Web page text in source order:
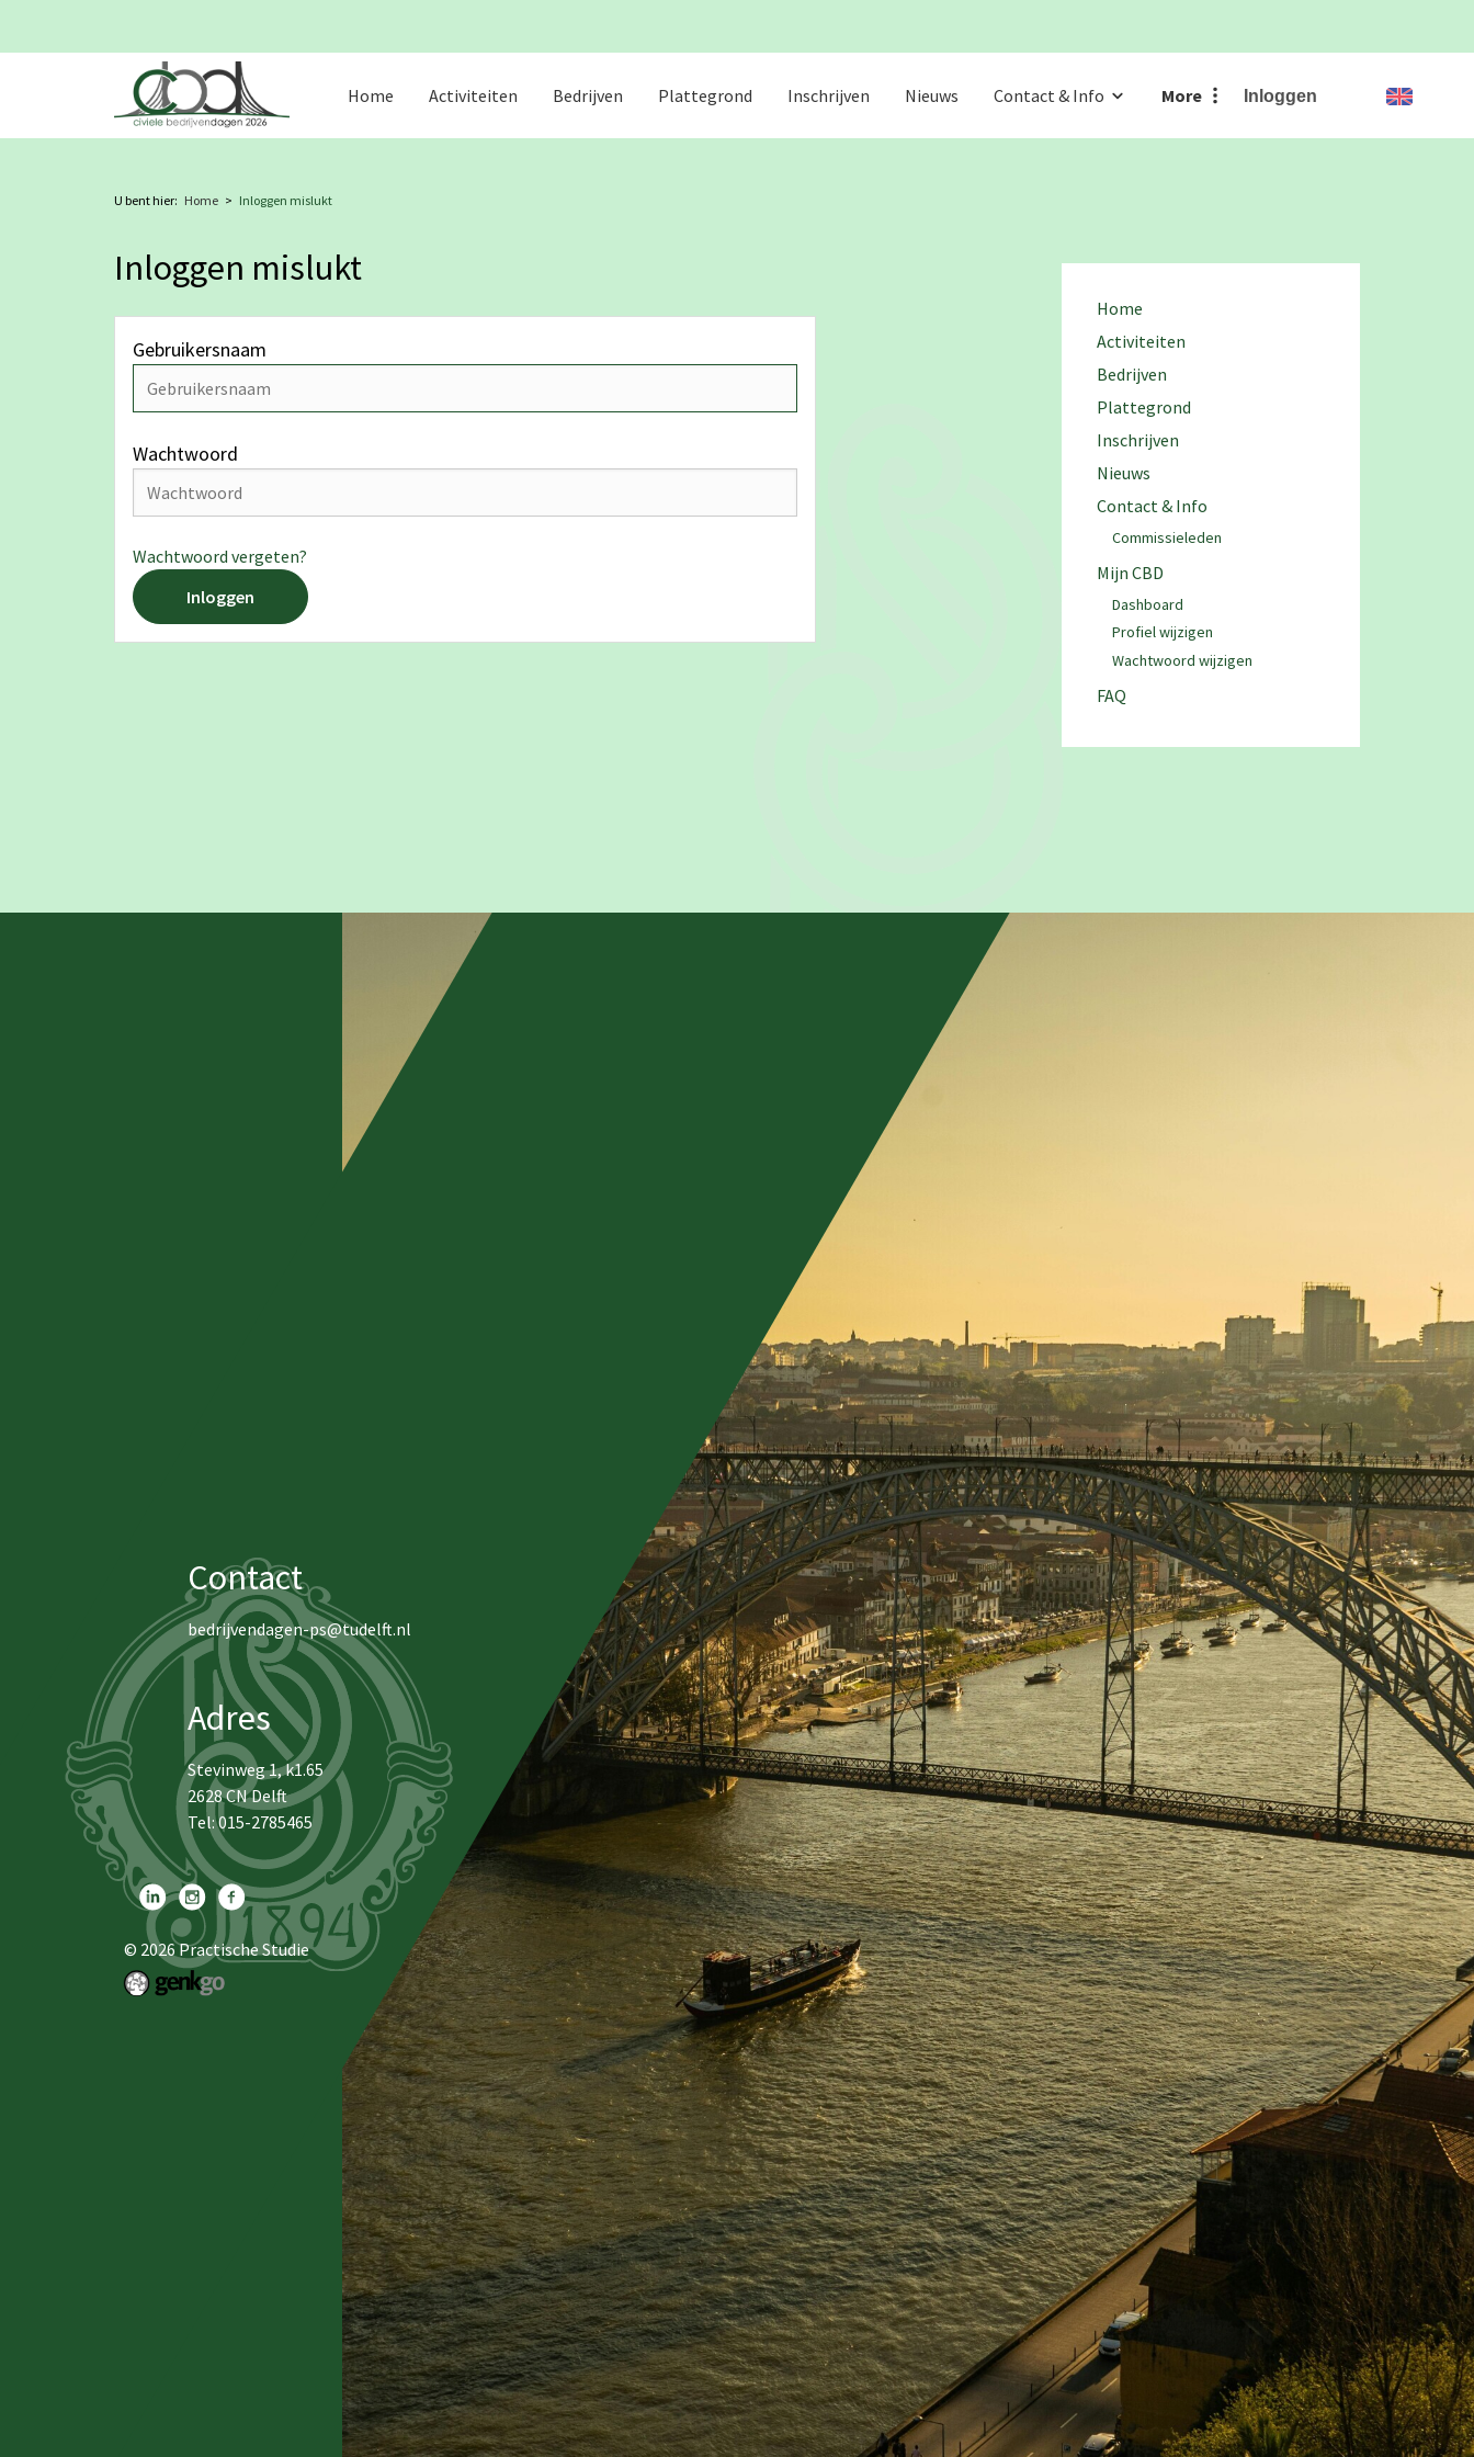
Home Activiteiten Bedrijven Plattegrond Inschrijven Nieuws Contact & Info More Inloggen
Switch to:English
U bent hier: Home Inloggen mislukt
Inloggen mislukt
Gebruikersnaam
Wachtwoord
Wachtwoord vergeten?
Home
Activiteiten
Bedrijven
Plattegrond
Inschrijven
Nieuws
Contact & Info
Commissieleden
Mijn CBD
Dashboard
Profiel wijzigen
Wachtwoord wijzigen
FAQ
Contact
bedrijvendagen-ps@tudelft.nl
Adres
Stevinweg 1, k1.65
2628 CN Delft
Tel: 015-2785465
© 2026Practische Studie